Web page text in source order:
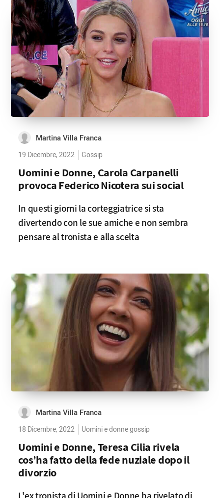
Martina Villa Franca
19 Dicembre, 2022 Gossip
Uomini e Donne, Carola Carpanelli
provoca Federico Nicotera sui social
In questi giorni la corteggiatrice si sta
divertendo con le sue amiche e non sembra
pensare al tronista e alla scelta
Martina Villa Franca
18 Dicembre, 2022 Uomini e donne gossip
Uomini e Donne, Teresa Cilia rivela
cos’ha fatto della fede nuziale dopo il
divorzio